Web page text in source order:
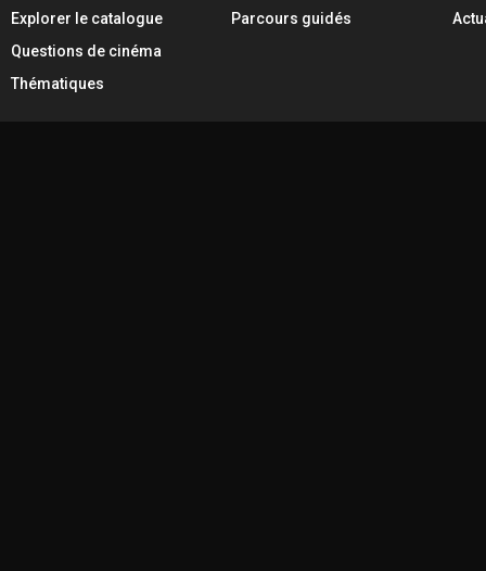
Explorer le catalogue
Questions de cinéma
Thématiques
Parcours guidés